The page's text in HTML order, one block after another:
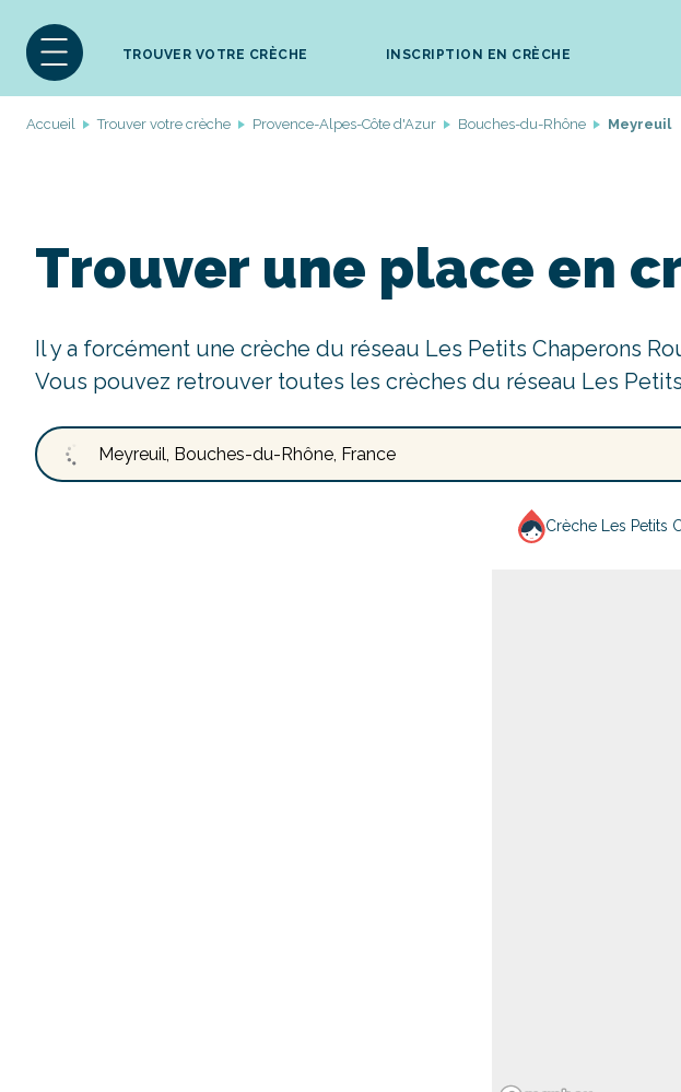
TROUVER VOTRE CRÈCHE INSCRIPTION EN CRÈCHE
Accueil Trouver votre crèche Provence-Alpes-Côte d'Azur Bouches-du-Rhône Meyreuil
Trouver une place en
Il y a forcément une crèche du réseau Les Petits Chaperons
Vous pouvez retrouver toutes les crèches du réseau Les
Crèche Les Petits